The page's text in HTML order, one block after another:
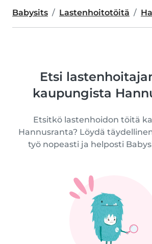
Babysits Lastenhoitotöitä
Etsi
kaupungista
Etsitkö lastenhoidon töitä
Hannusranta? Löydä
työ nopeasti ja helposti